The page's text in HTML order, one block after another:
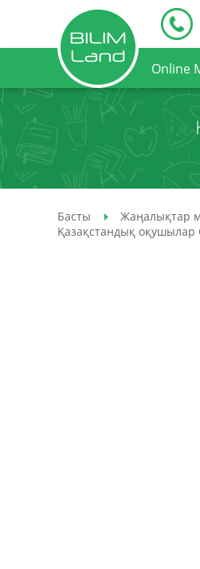
Online
Басты Жаңалықтар
Қазақстандық оқушылар